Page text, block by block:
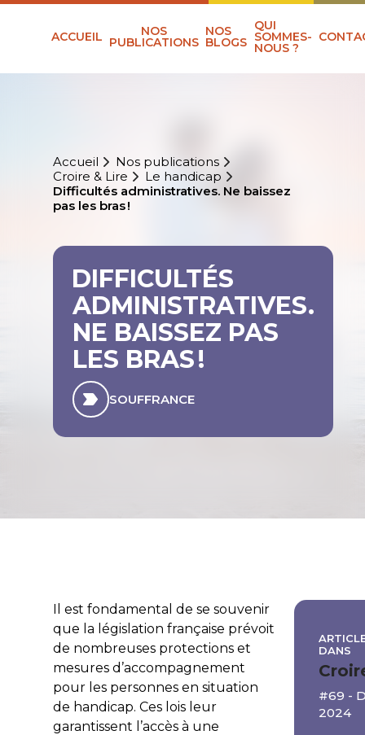
ACCUEIL NOS
PUBLICATIONS
NOS
BLOGS
QUI
SOMMES-
NOUS ?
Accueil
Nos publications
Croire & Lire
Le handicap
Difficultés administratives. Ne baissez
pas les bras !
DIFFICULTÉS
ADMINISTRATIVES.
NE BAISSEZ PAS
LES BRAS !
SOUFFRANCE
Il est fondamental de se souvenir
que la législation française prévoit
de nombreuses protections et
mesures d’accompagnement
pour les personnes en situation
de handicap. Ces lois leur
garantissent l’accès à une
DANS
#69 -
2024